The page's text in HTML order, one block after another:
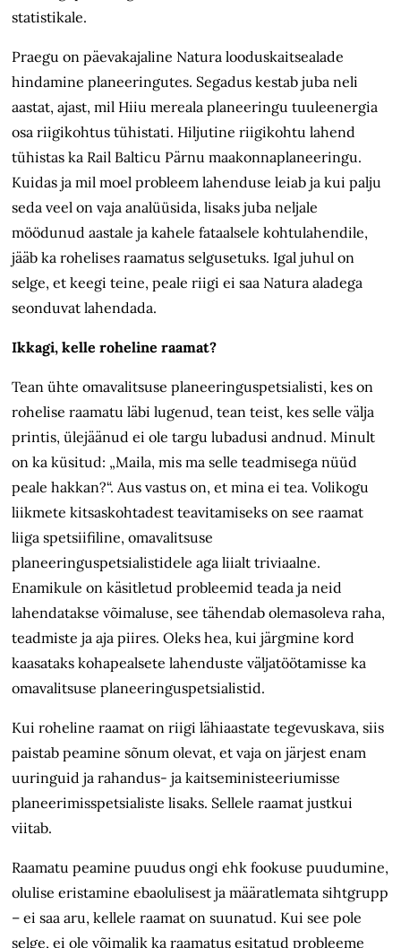
statistikale.
Praegu on päevakajaline Natura looduskaitsealade
hindamine planeeringutes. Segadus kestab juba neli
aastat, ajast, mil Hiiu mereala planeeringu tuuleenergia
osa riigikohtus tühistati. Hiljutine riigikohtu lahend
tühistas ka Rail Balticu Pärnu maakonnaplaneeringu.
Kuidas ja mil moel probleem lahenduse leiab ja kui palju
seda veel on vaja analüüsida, lisaks juba neljale
möödunud aastale ja kahele fataalsele kohtulahendile,
jääb ka rohelises raamatus selgusetuks. Igal juhul on
selge, et keegi teine, peale riigi ei saa Natura aladega
seonduvat lahendada.
Ikkagi, kelle roheline raamat?
Tean ühte omavalitsuse planeeringu­spetsialisti, kes on
rohelise raamatu läbi lugenud, tean teist, kes selle välja
printis, ülejäänud ei ole targu lubadusi andnud. Minult
on ka küsitud: „Maila, mis ma selle teadmisega nüüd
peale hakkan?“. Aus vastus on, et mina ei tea. Volikogu
liikmete kitsaskohtadest teavitamiseks on see raamat
liiga spetsiifiline, omavalitsuse
planeeringuspetsialistidele aga liialt triviaalne.
Enamikule on käsitletud probleemid teada ja neid
lahendatakse võimaluse, see tähendab olemasoleva raha,
teadmiste ja aja piires. Oleks hea, kui järgmine kord
kaasataks kohapealsete lahenduste väljatöötamisse ka
omavalitsuse planeeringuspetsialistid.
Kui roheline raamat on riigi lähiaastate tegevuskava, siis
paistab peamine sõnum olevat, et vaja on järjest enam
uuringuid ja rahandus- ja kaitseministeeriumisse
planeerimisspetsialiste lisaks. Sellele raamat justkui
viitab.
Raamatu peamine puudus ongi ehk fookuse puudumine,
olulise eristamine ebaolulisest ja määratlemata sihtgrupp
– ei saa aru, kellele raamat on suunatud. Kui see pole
selge, ei ole võimalik ka raamatus esitatud probleeme